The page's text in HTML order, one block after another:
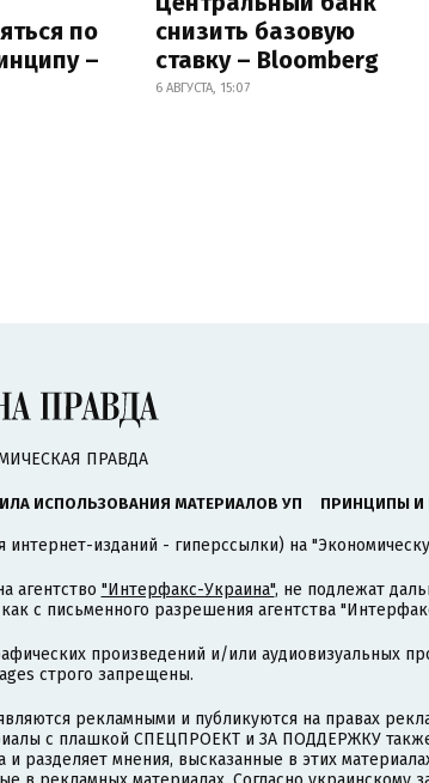
по
–
снизить базовую
ставку – Bloomberg
6 АВГУСТА, 15:07
ПРАВДА
ИСПОЛЬЗОВАНИЯ МАТЕРИАЛОВ УП ПРИНЦИПЫ И
изданий - гиперссылки) на
агентство "Интерфакс-Украина", не подлежат
с письменного разрешения агентства
произведений и/или аудиовизуальных
строго запрещены.
рекламными и публикуются на правах
с плашкой СПЕЦПРОЕКТ и ЗА ПОДДЕРЖКУ
разделяет мнения, высказанные в этих